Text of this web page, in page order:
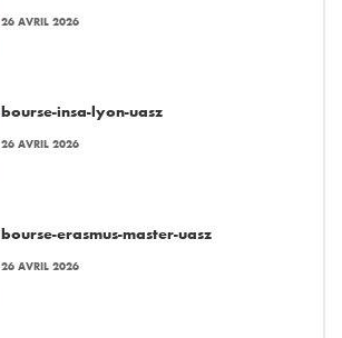
26 AVRIL 2026
bourse-insa-lyon-uasz
26 AVRIL 2026
bourse-erasmus-master-uasz
26 AVRIL 2026